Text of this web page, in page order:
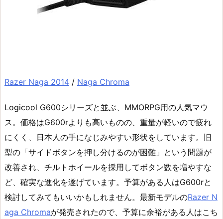
Razer Naga 2014 / Naga Chroma
Logicool G600シリーズと並ぶ、MMORPG用の人気マウ
ス。価格はG600rよりも高いものの、重量が軽いので疲れ
にくく、日本人の手になじみやすい形状をしています。旧
型の「サイドボタンを押し分けるのが困難」という問題が
改善され、チルトホイールを採用してボタン数を増やすな
ど、確実な進化を遂げています。予算がある人はG600rと
検討してみてもいいかもしれません。最新モデルのRazer N
aga Chromaが発売されたので、予算に余裕がある人はこち